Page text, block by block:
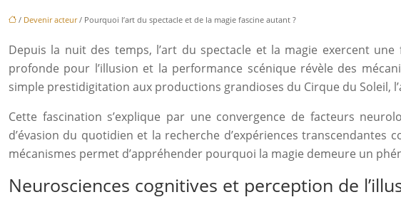
/ Devenir acteur/ Pourquoi l’art du spectacle et de la magie fascine autant ?
Depuis la nuit des temps, l’art du spectacle et la magie exercent
profonde pour l’illusion et la performance scénique révèle des
simple prestidigitation aux productions grandioses du Cirque du Soleil,
Cette fascination s’explique par une convergence de facteurs
d’évasion du quotidien et la recherche d’expériences
mécanismes permet d’appréhender pourquoi la magie demeure un
Neurosciences cognitives et perception de